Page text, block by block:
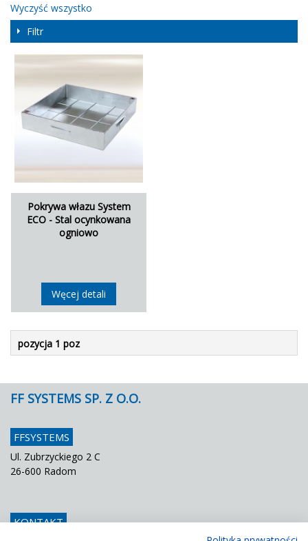
Wyczyść wszystko
Filtr
Pokrywa włazu System
ECO - Stal ocynkowana
ogniowo
Węcej detali
pozycja 1 poz
FF SYSTEMS SP. Z O.O.
FFSYSTEMS
Ul. Zubrzyckiego 2 C
26-600 Radom
KONTAKT